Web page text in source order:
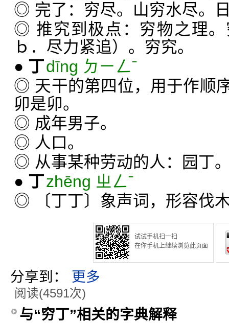
◎ 完了：穷尽。山穷水尽。
◎ 推究到极点：穷物之理
ｂ．尽力紧追）。穷究。
● 丁dīng ㄉㄧㄥˉ
◎ 天干的第四位，用于作顺
卯是卯。
◎ 成年男子。
◎ 人口。
◎ 从事某种劳动的人：园丁
● 丁zhēng ㄓㄥˉ
◎ 〔丁丁〕象声词，形容伐
试试手机扫一扫
在你手机上继续浏览此页面
分享到： 更多
阅读(4591次)
与“穷丁”相关的字典解释